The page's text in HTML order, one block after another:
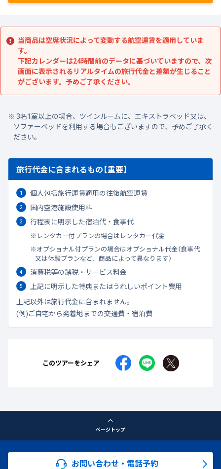
当商品は空席状況によって変動する航空運賃を適用していま
す。
下記カレンダーは24時間前のデータに基づいていますので、次
画面に表示されるリアルタイムの旅行代金と差額が生じること
がございます。予めご了承ください。
3名1室以上の場合、ツインルームに、エキストラベッド又は、
ソファーベッドを利用する場合もございますので、予めご了承く
ださい。
旅行代金に含まれるもの【重要】
個人包括旅行運賃適用の往復航空運賃
国内空港施設使用料
行程表に明示した宿泊代・食事代
レンタカー付プランの場合はレンタカー代金
オプショナル付プランの場合はオプショナル代金（食事代
又は体験プランなど、商品によって異なります）
消費税等の諸税・サービス料金
上記に明示した特典またはうれしいポイント費用
上記以外は旅行代金に含まれません。
(例)ご自宅から発着地までの交通費・宿泊費
このツアーをシェア
ページトップ
お問い合わせ・電話予約